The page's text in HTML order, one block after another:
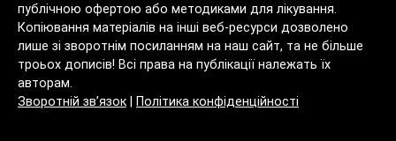
публічною офертою або методиками для лікування.
Копіювання матеріалів на інші веб-ресурси дозволено
лише зі зворотнім посиланням на наш сайт, та не більше
троьох дописів! Всі права на публікації належать їх
авторам.
Зворотній зв’язок
Політика конфіденційності